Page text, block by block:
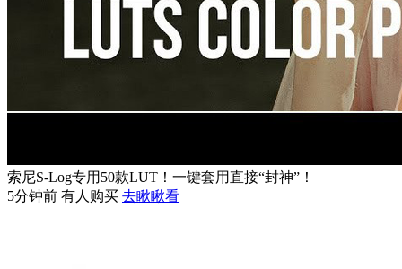
索尼S-Log专用50款LUT！一键套用直接“封神”！
5分钟前 有人购买 去瞅瞅看